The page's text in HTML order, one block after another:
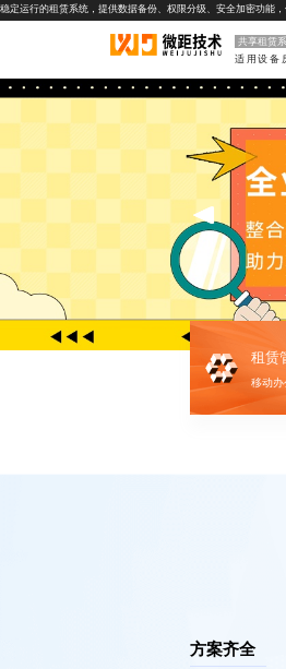
稳定运行的租赁系统，提供数据备份、权限分级、安全加密功能
共享租赁
租赁
移动办
方案齐全